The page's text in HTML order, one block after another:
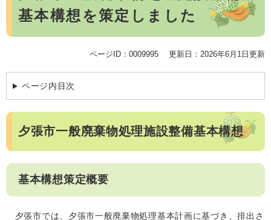
基本構想を策定しました
ページID：0009995 更新日：2026年6月1日更新
ページ内目次
夕張市一般廃棄物処理施設整備基本構想
基本構想策定概要
夕張市では、夕張市一般廃棄物処理基本計画に基づき、排出さ